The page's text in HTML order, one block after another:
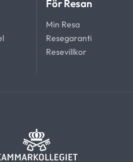
För Resan
Min Resa
Resegaranti
Resevillkor